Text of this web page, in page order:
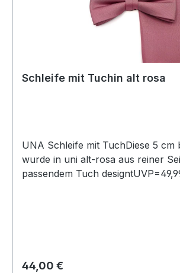
Schleife mit Tuchin alt rosa
UNA Schleife mit TuchDiese 5 cm
wurde in uni alt-rosa aus reiner
passendem Tuch
Regulärer Preis:
44,00 €